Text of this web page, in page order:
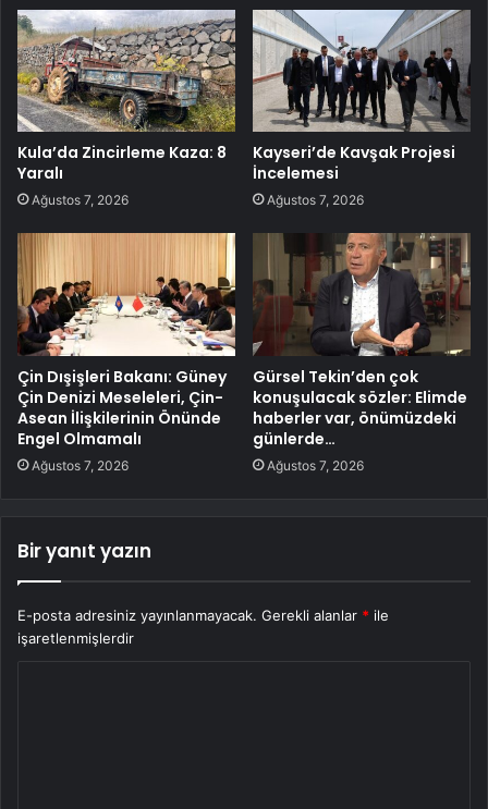
Kula’da Zincirleme Kaza: 8
Yaralı
Ağustos 7, 2026
Kayseri’de Kavşak Projesi
İncelemesi
Ağustos 7, 2026
Çin Dışişleri Bakanı: Güney
Çin Denizi Meseleleri, Çin-
Asean İlişkilerinin Önünde
Engel Olmamalı
Ağustos 7, 2026
Gürsel Tekin’den çok
konuşulacak sözler: Elimde
haberler var, önümüzdeki
günlerde…
Ağustos 7, 2026
Bir yanıt yazın
E-posta adresiniz yayınlanmayacak. Gerekli alanlar * ile
işaretlenmişlerdir